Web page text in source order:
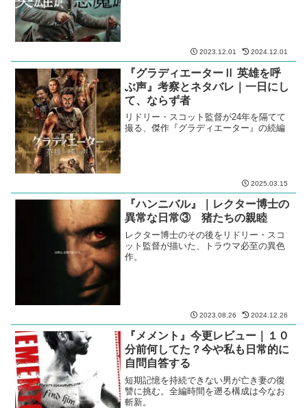
2023.12.01 2024.12.01
『グラディエーターⅡ 英雄を呼
ぶ声』考察とネタバレ｜一日にし
て、ならず者
リドリー・スコット監督が24年を隔てて
撮る、傑作『グラディエーター』の続編
2025.03.15
『ハンニバル』｜レクター博士の
異常な日常③ 猪たちの親睦
レクター博士のその後をリドリー・スコ
ット監督が描いた、トラウマ必至の異色
作。
2023.08.26 2024.12.26
『メメント』今更レビュー｜１０
分前何してた？今や私も日常的に
自問自答する
短期記憶を持続できない男が亡き妻の復
讐に挑む。全編時間を遡る構成は今なお
斬新。